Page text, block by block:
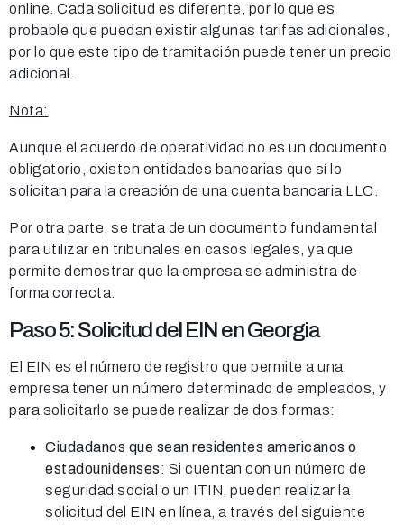
online. Cada solicitud es diferente, por lo que es
probable que puedan existir algunas tarifas adicionales,
por lo que este tipo de tramitación puede tener un precio
adicional.
Nota:
Aunque el acuerdo de operatividad no es un documento
obligatorio, existen entidades bancarias que sí lo
solicitan para la creación de una cuenta bancaria LLC.
Por otra parte, se trata de un documento fundamental
para utilizar en tribunales en casos legales, ya que
permite demostrar que la empresa se administra de
forma correcta.
Paso 5: Solicitud del EIN en Georgia
El EIN es el número de registro que permite a una
empresa tener un número determinado de empleados, y
para solicitarlo se puede realizar de dos formas:
Ciudadanos que sean residentes americanos o
estadounidenses: Si cuentan con un número de
seguridad social o un ITIN, pueden realizar la
solicitud del EIN en línea, a través del siguiente